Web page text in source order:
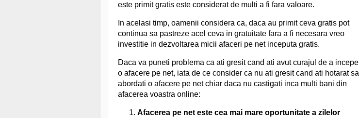
este primit gratis este considerat de multi a fi fara valoare.
In acelasi timp, oamenii considera ca, daca au primit ceva gratis pot
continua sa pastreze acel ceva in gratuitate fara a fi necesara vreo
investitie in dezvoltarea micii afaceri pe net inceputa gratis.
Daca va puneti problema ca ati gresit cand ati avut curajul de a incepe
o afacere pe net, iata de ce consider ca nu ati gresit cand ati hotarat sa
abordati o afacere pe net chiar daca nu castigati inca multi bani din
afacerea voastra online:
Afacerea pe net este cea mai mare oportunitate a zilelor